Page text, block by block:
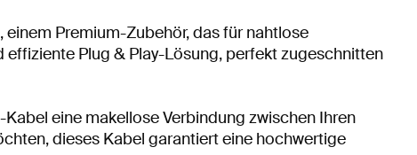
Premium-Zubehör, das für nahtlose
Plug & Play-Lösung, perfekt zugeschnitten
eine makellose Verbindung zwischen Ihren
dieses Kabel garantiert eine hochwertige